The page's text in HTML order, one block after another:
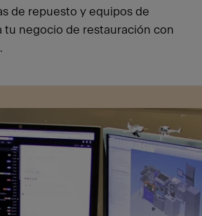
de repuesto y equipos de
tu negocio de restauración con